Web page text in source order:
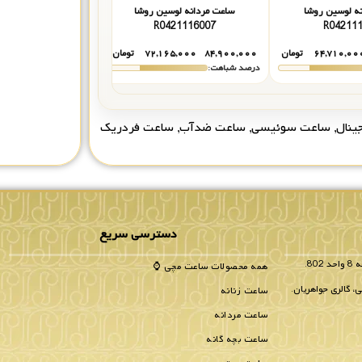
لوسین روشا
تومان
ساعت مردانه لوسین روشا
R0421116007
۸۴,۹۰۰,۰۰۰ ۷۲,۱۶۵,۰۰۰
تومان
درصد شباهت:
, ساعت سوئیسی, ساعت ضدآب, ساعت فردریک
گالری جواهریان.
دسترسی سریع
همه محصولات ساعت مچی ⌚
ساعت زنانه
ساعت مردانه
ساعت بچه گانه